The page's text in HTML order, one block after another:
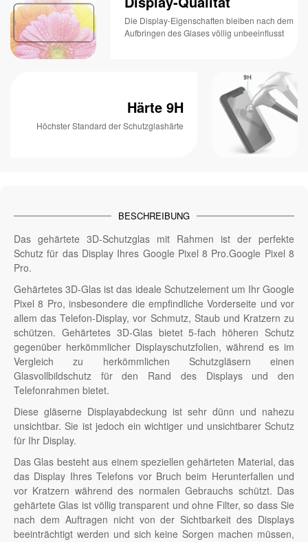
Die Display-Eigenschaften bleiben nach dem
Aufbringen des Glases völlig unbeeinflusst
Härte 9H
Höchster Standard der Schutzglashärte
BESCHREIBUNG
Das gehärtete 3D-Schutzglas mit Rahmen ist der perfekte
Schutz für das Display Ihres Google Pixel 8 Pro.Google Pixel 8
Pro.
Gehärtetes 3D-Glas ist das ideale Schutzelement um Ihr Google
Pixel 8 Pro, insbesondere die empfindliche Vorderseite und vor
allem das Telefon-Display, vor Schmutz, Staub und Kratzern zu
schützen. Gehärtetes 3D-Glas bietet 5-fach höheren Schutz
gegenüber herkömmlicher Displayschutzfolien, während es im
Vergleich zu herkömmlichen Schutzgläsern einen
Glasvollbildschutz für den Rand des Displays und den
Telefonrahmen bietet.
Diese gläserne Displayabdeckung ist sehr dünn und nahezu
unsichtbar. Sie ist jedoch ein wichtiger und unsichtbarer Schutz
für Ihr Display.
Das Glas besteht aus einem speziellen gehärteten Material, das
das Display Ihres Telefons vor Bruch beim Herunterfallen und
vor Kratzern während des normalen Gebrauchs schützt. Das
gehärtete Glas ist völlig transparent und ohne Filter, so dass Sie
nach dem Auftragen nicht von der Sichtbarkeit des Displays
beeinträchtigt werden und sich keine Sorgen machen müssen,